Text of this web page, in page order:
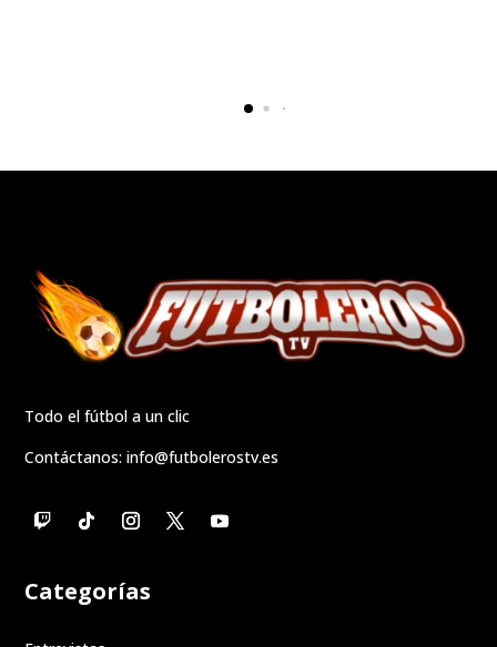
Todo el fútbol a un clic
Contáctanos:info@futbolerostv.es
Categorías